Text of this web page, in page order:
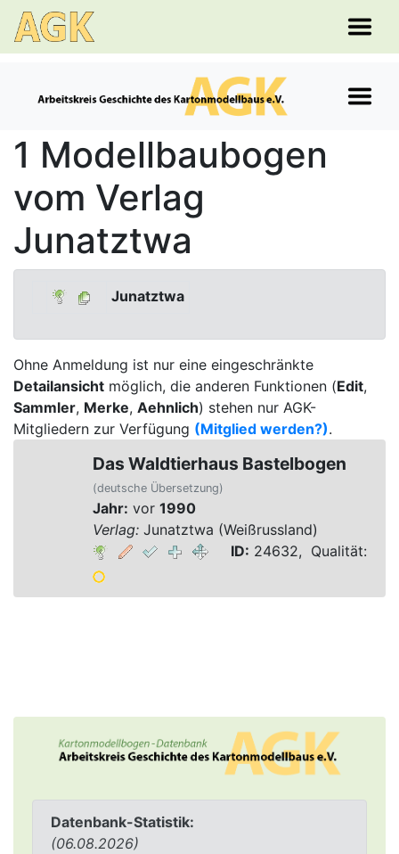
Datenbank-Statistik:
(06.08.2026)
1 Modellbaubogen
vom Verlag
Junatztwa
Junatztwa
Ohne Anmeldung ist nur eine eingeschränkte
Detailansicht möglich, die anderen Funktionen (Edit,
Sammler, Merke, Aehnlich) stehen nur AGK-
Mitgliedern zur Verfügung (Mitglied werden?).
Das Waldtierhaus Bastelbogen
(deutsche Übersetzung)
Jahr: vor 1990
Verlag:Junatztwa (Weißrussland)
ID: 24632, Qualität: